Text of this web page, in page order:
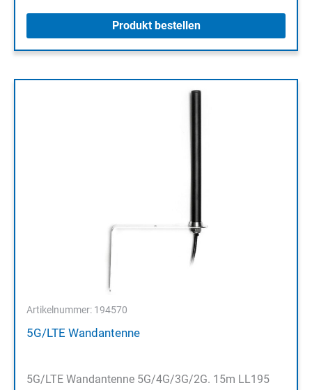
Produkt bestellen
Artikelnummer: 194570
5G/LTE Wandantenne
5G/LTE Wandantenne 5G/4G/3G/2G. 15m LL195